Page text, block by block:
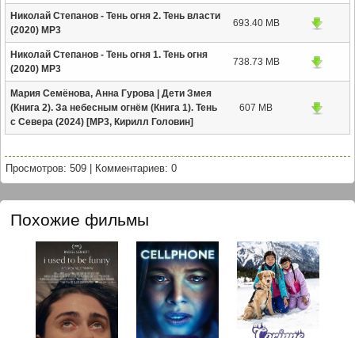
Николай Степанов - Тень огня 2. Тень власти
(2020) MP3
693.40 MB
Николай Степанов - Тень огня 1. Тень огня
(2020) MP3
738.73 MB
Мария Семёнова, Анна Гурова | Дети Змея
(Книга 2). За небесным огнём (Книга 1). Тень
с Севера (2024) [MP3, Кирилл Головин]
607 MB
Просмотров: 509 Комментариев: 0
Похожие фильмы